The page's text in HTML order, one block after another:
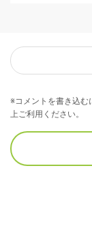
※コメントを書き込む
上ご利用ください。